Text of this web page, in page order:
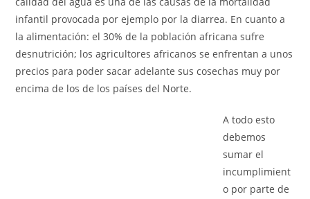
infantil provocada por ejemplo por la diarrea. En cuanto a
la alimentación: el 30% de la población africana sufre
desnutrición; los agricultores africanos se enfrentan a unos
precios para poder sacar adelante sus cosechas muy por
encima de los de los países del Norte.
A todo esto
debemos
sumar el
incumplimient
o por parte de